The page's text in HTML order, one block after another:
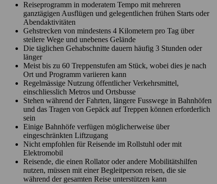
Reiseprogramm in moderatem Tempo mit mehreren
ganztägigen Ausflügen und gelegentlichen frühen Starts oder
Abendaktivitäten
Gehstrecken von mindestens 4 Kilometern pro Tag über
steilere Wege und unebenes Gelände
Die täglichen Gehabschnitte dauern häufig 3 Stunden oder
länger
Meist bis zu 60 Treppenstufen am Stück, wobei dies je nach
Ort und Programm variieren kann
Regelmässige Nutzung öffentlicher Verkehrsmittel,
einschliesslich Metros und Ortsbusse
Stehen während der Fahrten, längere Fusswege in Bahnhöfen
und das Tragen von Gepäck auf Treppen können erforderlich
sein
Einige Bahnhöfe verfügen möglicherweise über
eingeschränkten Liftzugang
Nicht empfohlen für Reisende im Rollstuhl oder mit
Elektromobil
Reisende, die einen Rollator oder andere Mobilitätshilfen
nutzen, müssen mit einer Begleitperson reisen, die sie
während der gesamten Reise unterstützen kann